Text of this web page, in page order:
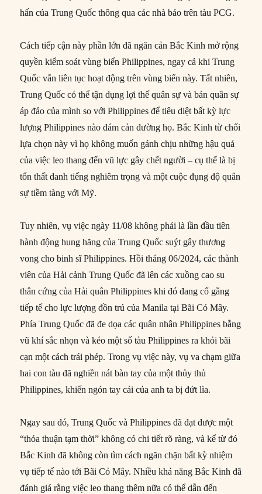
hấn của Trung Quốc thông qua các nhà báo trên tàu PCG.
Cách tiếp cận này phần lớn đã ngăn cản Bắc Kinh mở rộng
quyền kiểm soát vùng biển Philippines, ngay cả khi Trung
Quốc vẫn liên tục hoạt động trên vùng biển này. Tất nhiên,
Trung Quốc có thể tận dụng lợi thế quân sự và bán quân sự
áp đảo của mình so với Philippines để tiêu diệt bất kỳ lực
lượng Philippines nào dám cản đường họ. Bắc Kinh từ chối
lựa chọn này vì họ không muốn gánh chịu những hậu quả
của việc leo thang đến vũ lực gây chết người – cụ thể là bị
tổn thất danh tiếng nghiêm trọng và một cuộc đụng độ quân
sự tiềm tàng với Mỹ.
Tuy nhiên, vụ việc ngày 11/08 không phải là lần đầu tiên
hành động hung hăng của Trung Quốc suýt gây thương
vong cho binh sĩ Philippines. Hồi tháng 06/2024, các thành
viên của Hải cảnh Trung Quốc đã lên các xuồng cao su
thân cứng của Hải quân Philippines khi đó đang cố gắng
tiếp tế cho lực lượng đồn trú của Manila tại Bãi Cỏ Mây.
Phía Trung Quốc đã đe dọa các quân nhân Philippines bằng
vũ khí sắc nhọn và kéo một số tàu Philippines ra khỏi bãi
cạn một cách trái phép. Trong vụ việc này, vụ va chạm giữa
hai con tàu đã nghiền nát bàn tay của một thủy thủ
Philippines, khiến ngón tay cái của anh ta bị đứt lìa.
Ngay sau đó, Trung Quốc và Philippines đã đạt được một
“thỏa thuận tạm thời” không có chi tiết rõ ràng, và kể từ đó
Bắc Kinh đã không còn tìm cách ngăn chặn bất kỳ nhiệm
vụ tiếp tế nào tới Bãi Cỏ Mây. Nhiều khả năng Bắc Kinh đã
đánh giá rằng việc leo thang thêm nữa có thể dẫn đến